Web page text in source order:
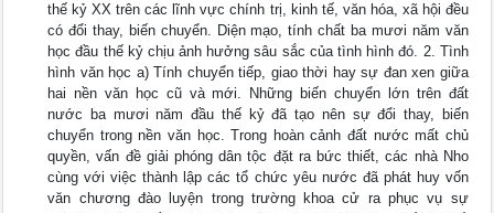
thế kỷ XX trên các lĩnh vực chính trị, kinh tế, văn hóa, xã hội đều
có đổi thay, biến chuyển. Diện mạo, tính chất ba mươi năm văn
học đầu thế kỷ chịu ảnh hưởng sâu sắc của tình hình đó. 2. Tình
hình văn học a) Tính chuyển tiếp, giao thời hay sự đan xen giữa
hai nền văn học cũ và mới. Những biến chuyển lớn trên đất
nước ba mươi năm đầu thế kỷ đã tạo nên sự đổi thay, biến
chuyển trong nền văn học. Trong hoàn cảnh đất nước mất chủ
quyền, vấn đề giải phóng dân tộc đặt ra bức thiết, các nhà Nho
cùng với việc thành lập các tổ chức yêu nước đã phát huy vốn
văn chương đào luyện trong trường khoa cử ra phục vụ sự